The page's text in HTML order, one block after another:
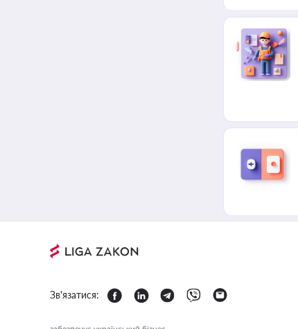
Зв'язатися: